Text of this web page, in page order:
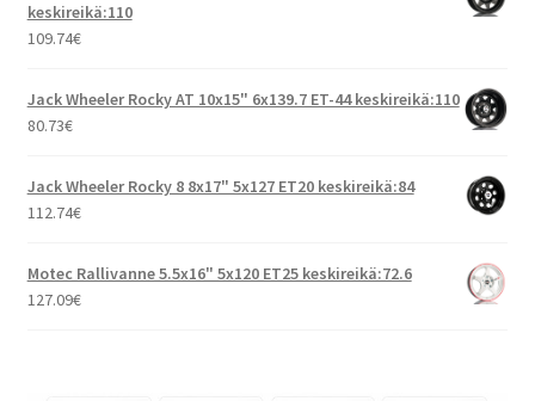
keskireikä:110
109.74€
Jack Wheeler Rocky AT 10x15" 6x139.7 ET-44 keskireikä:110
80.73€
Jack Wheeler Rocky 8 8x17" 5x127 ET20 keskireikä:84
112.74€
Motec Rallivanne 5.5x16" 5x120 ET25 keskireikä:72.6
127.09€